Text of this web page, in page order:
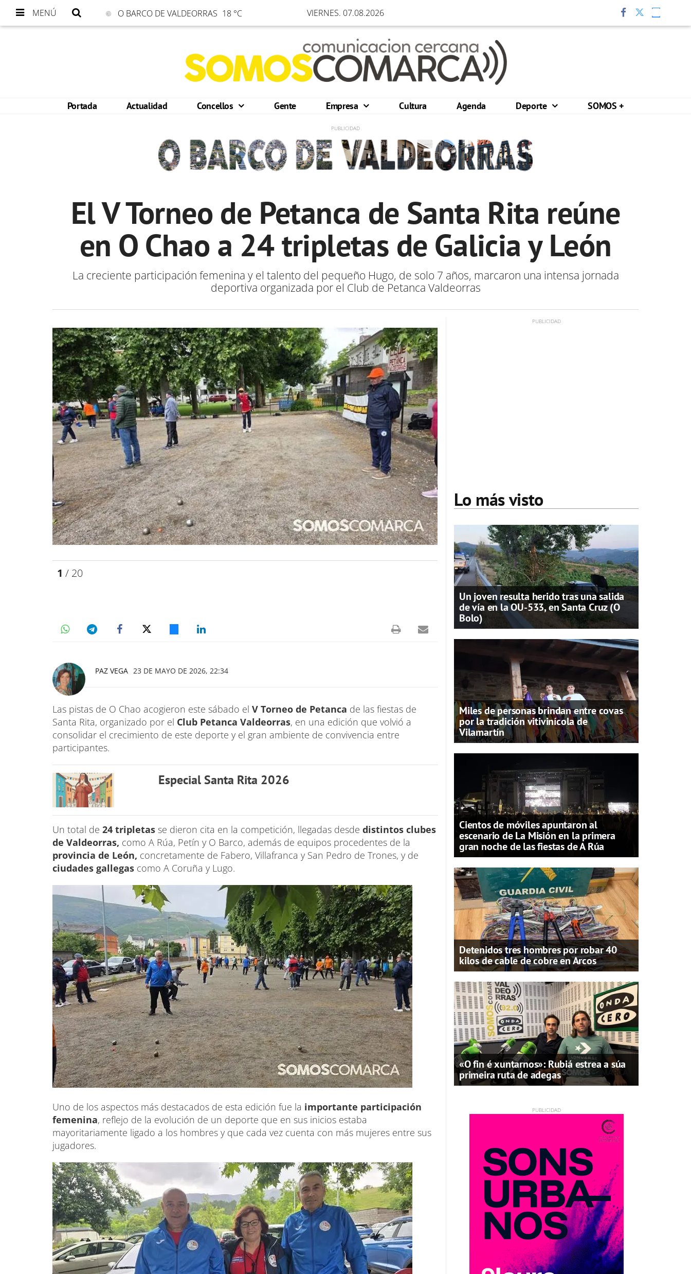
MENÚ O BARCO DE VALDEORRAS 18 °C VIERNES. 07.08.2026
Portada Actualidad Concellos Gente Empresa Cultura Agenda Deporte SOMOS +
El V Torneo de Petanca de Santa Rita reúne
en O Chao a 24 tripletas de Galicia y León
La creciente participación femenina y el talento del pequeño Hugo, de solo 7 años, marcaron una intensa jornada
deportiva organizada por el Club de Petanca Valdeorras
1 / 20
PAZ VEGA 23 DE MAYO DE 2026, 22:34
Las pistas de O Chao acogieron este sábado el V Torneo de Petanca de las fiestas de
Santa Rita, organizado por el Club Petanca Valdeorras, en una edición que volvió a
consolidar el crecimiento de este deporte y el gran ambiente de convivencia entre
participantes.
Especial Santa Rita 2026
Un total de 24 tripletas se dieron cita en la competición, llegadas desde distintos clubes
de Valdeorras, como A Rúa, Petín y O Barco, además de equipos procedentes de la
provincia de León, concretamente de Fabero, Villafranca y San Pedro de Trones, y de
ciudades gallegas como A Coruña y Lugo.
Uno de los aspectos más destacados de esta edición fue la importante participación
femenina, reflejo de la evolución de un deporte que en sus inicios estaba
mayoritariamente ligado a los hombres y que cada vez cuenta con más mujeres entre sus
jugadores.
Lo más visto
Un joven resulta herido tras una salida
de vía en la OU-533, en Santa Cruz (O
Bolo)
Miles de personas brindan entre covas
por la tradición vitivinícola de
Vilamartín
Cientos de móviles apuntaron al
escenario de La Misión en la primera
gran noche de las fiestas de A Rúa
Detenidos tres hombres por robar 40
kilos de cable de cobre en Arcos
«O fin é xuntarnos»: Rubiá estrea a súa
primeira ruta de adegas